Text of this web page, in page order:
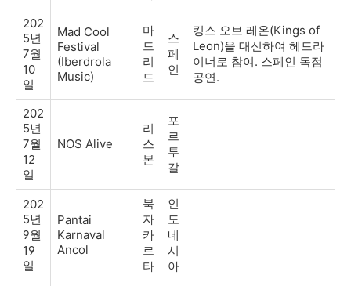
202
5년
7월
10
일
Mad Cool
Festival
(Iberdrola
Music)
마
드
리
드
스
페
인
킹스 오브 레온(Kings of
Leon)을 대신하여 헤드라
이너로 참여. 스페인 독점
공연.
202
5년
7월
12
일
NOS Alive
리
스
본
포
르
투
갈
202
5년
9월
19
일
Pantai
Karnaval
Ancol
북
자
카
르
타
인
도
네
시
아